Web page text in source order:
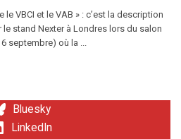
le VBCI et le VAB » : c’est la description
le stand Nexter à Londres lors du salon
septembre) où la ...
Bluesky
LinkedIn